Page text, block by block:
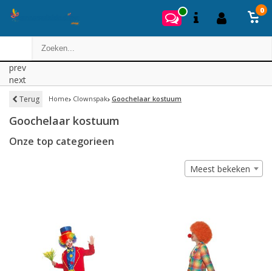
0
prev
next
Terug Home Clownspak Goochelaar kostuum
Goochelaar kostuum
Onze top categorieen
Meest bekeken